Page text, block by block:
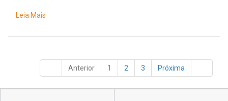
Leia Mais
Anterior 1 2 3 Próxima